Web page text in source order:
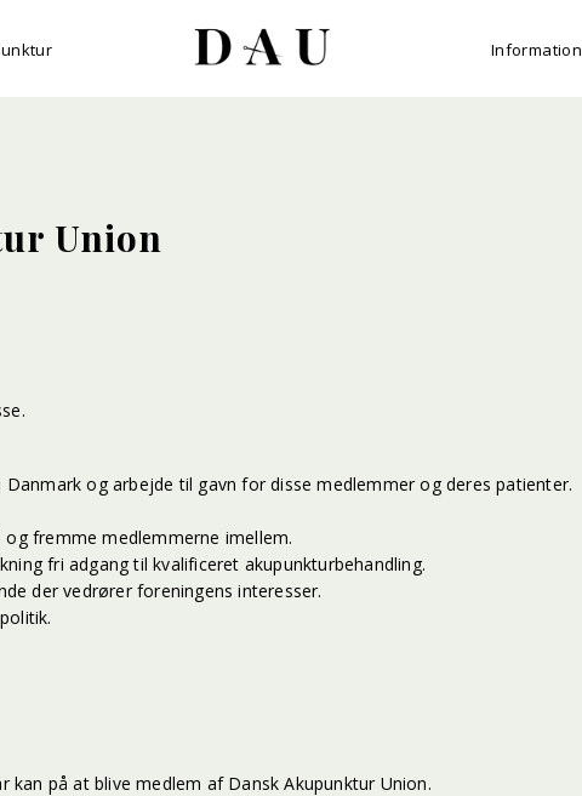
Information
Union
og arbejde til gavn for disse medlemmer og deres patienter.
fremme medlemmerne imellem.
fri adgang til kvalificeret akupunkturbehandling.
der vedrører foreningens interesser.
kan på at blive medlem af Dansk Akupunktur Union.